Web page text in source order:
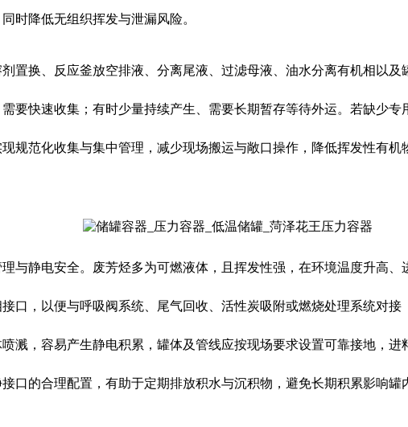
时降低无组织挥发与泄漏风险。
置换、反应釜放空排液、分离尾液、过滤母液、油水分离有机相以
要快速收集；有时少量持续产生、需要长期暂存等待外运。若缺少
规范化收集与集中管理，减少现场搬运与敞口操作，降低挥发性有
与静电安全。废芳烃多为可燃液体，且挥发性强，在环境温度升高
口，以便与呼吸阀系统、尾气回收、活性炭吸附或燃烧处理系统对接
溅，容易产生静电积累，罐体及管线应按现场要求设置可靠接地，进
口的合理配置，有助于定期排放积水与沉积物，避免长期积累影响罐